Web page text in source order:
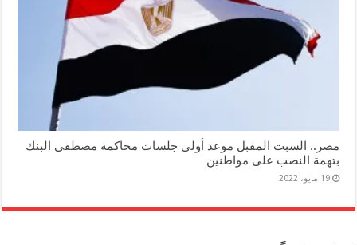
مصر.. السبت المقبل موعد أولى جلسات محاكمة مصطفى البنك
بتهمة النصب على مواطنين
19 مايو، 2022